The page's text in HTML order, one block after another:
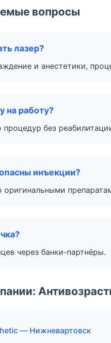
вопросы
лазер?
и анестетики,
на работу?
процедур без
инъекции?
оригинальными
через банки-партнёры.
— Нижневартовск